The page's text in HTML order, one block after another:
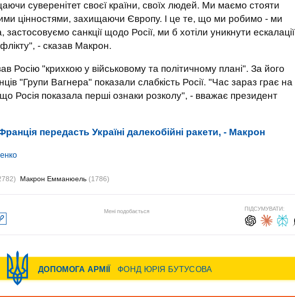
суверенітет своєї країни, своїх людей. Ми маємо стояти
цінностями, захищаючи Європу. І це те, що ми робимо - ми
санкції щодо Росії, ми б хотіли уникнути ескалації
- сказав Макрон.
Росію "крихкою у військовому та політичному плані". За його
"Групи Вагнера" показали слабкість Росії. "Час зараз грає на
Росія показала перші ознаки розколу", - вважає президент
передасть Україні далекобійні ракети, - Макрон
Макрон Емманюель (1786)
Мені подобається ПІДСУМУВАТИ: